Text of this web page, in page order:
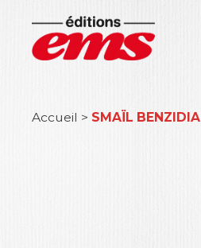
Accueil > SMAÏL BENZIDIA